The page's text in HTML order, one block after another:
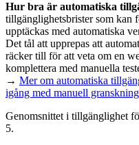
Hur bra är automatiska
tillgänglighets­brister som kan
upptäckas med automatiska
Det tål att upprepas att
räcker till för att veta om en
komplettera med manuella
→ Mer om automatiska
igång med manuell granskning
Genomsnittet i tillgänglighet
5.